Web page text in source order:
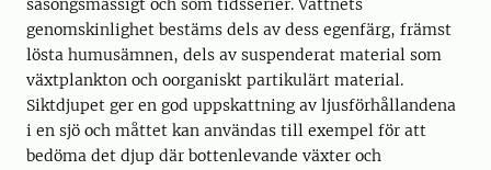
säsongsmässigt och som tidsserier. Vattnets
genomskinlighet bestäms dels av dess egenfärg, främst
lösta humusämnen, dels av suspenderat material som
växtplankton och oorganiskt partikulärt material.
Siktdjupet ger en god uppskattning av ljusförhållandena
i en sjö och måttet kan användas till exempel för att
bedöma det djup där bottenlevande växter och